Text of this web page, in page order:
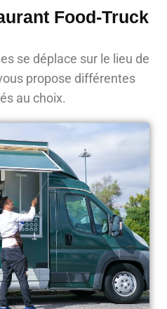
Food-Truck
se déplace sur le lieu de
propose différentes
au choix.